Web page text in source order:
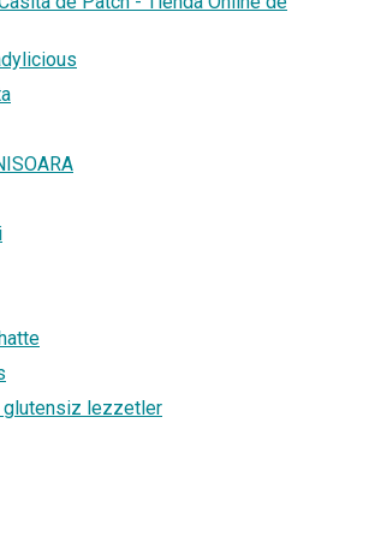
glutensiz lezzetler